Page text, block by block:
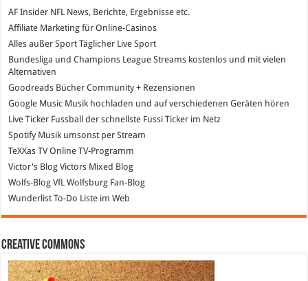
AF Insider NFL News, Berichte, Ergebnisse etc.
Affiliate Marketing für Online-Casinos
Alles außer SportTäglicher Live Sport
Bundesliga und Champions League Streams kostenlos und mit vielen
Alternativen
Goodreads Bücher Community + Rezensionen
Google Music Musik hochladen und auf verschiedenen Geräten hören
Live Ticker Fussball
der schnellste Fussi Ticker im Netz
SpotifyMusik umsonst per Stream
TeXXas TVOnline TV-Programm
Victor's Blog Victors Mixed Blog
Wolfs-Blog VfL Wolfsburg Fan-Blog
WunderlistTo-Do Liste im Web
Creative Commons